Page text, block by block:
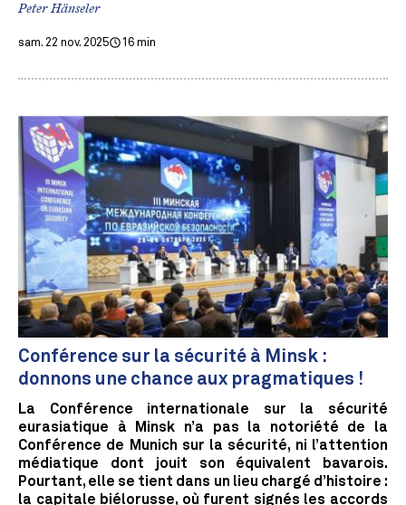
Peter Hänseler
sam. 22 nov. 2025 16 min
Conférence sur la sécurité à Minsk :
donnons une chance aux pragmatiques !
La Conférence internationale sur la sécurité
eurasiatique à Minsk n’a pas la notoriété de la
Conférence de Munich sur la sécurité, ni l’attention
médiatique dont jouit son équivalent bavarois.
Pourtant, elle se tient dans un lieu chargé d’histoire :
la capitale biélorusse, où furent signés les accords